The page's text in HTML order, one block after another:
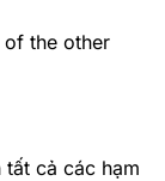
of the other
cả các hạm